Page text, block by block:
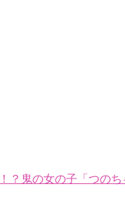
？鬼の女の子「つの